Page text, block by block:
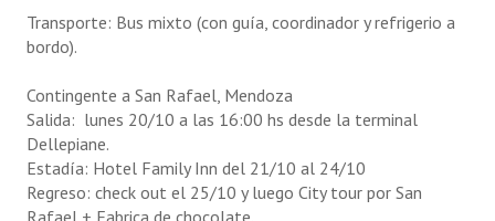
Descuentos en farmacia
Odontología
Opticas
Transporte: Bus mixto (con guía, coordinador y refrigerio a
bordo).
Contingente a San Rafael, Mendoza
Salida: lunes 20/10 a las 16:00 hs desde la terminal
Dellepiane.
Estadía: Hotel Family Inn del 21/10 al 24/10
Regreso: check out el 25/10 y luego City tour por San
Rafael + Fabrica de chocolate.